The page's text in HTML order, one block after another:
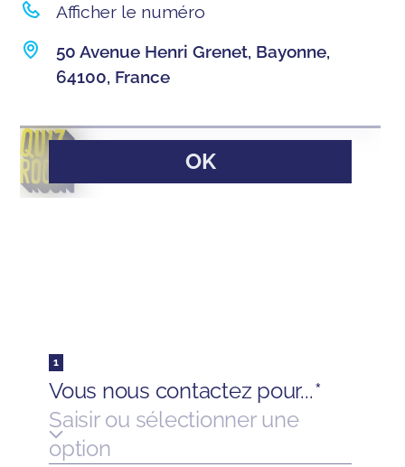
Afficher le numéro
50 Avenue Henri Grenet, Bayonne,
64100, France